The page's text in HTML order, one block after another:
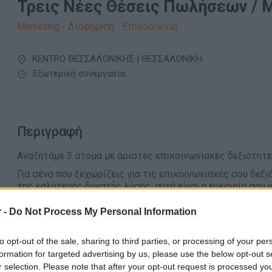
- Do Not Process My Personal Information
opt-out of the sale, sharing to third parties, or processing of your
for targeted advertising by us, please use the below opt-out
selection. Please note that after your opt-out request is processed
Τρεις Νέες Θέσεις Πωλήσεων /
Marketing - Διαφήμιση - Επικοινωνία
ΚΕΝΤΡΟ ΘΕΣΣΑΛΟΝΙΚΗΣ | ΘΕΣΣΑΛΟΝΙΚΗ
Εξωτερική συνεργασία
Περιγραφή
Αναζητάμε 3 άτομα με άριστες επικοινωνιακές
Για σένα που ξεχωρίζεις για τις επικοινωνιακές σου
της καλύτερης δυνατής λύσης, αυτή είναι η ευκαιρία
Με τι θα ασχοληθείς;
Διατήρηση θετικών πελατειακών σχέσεων